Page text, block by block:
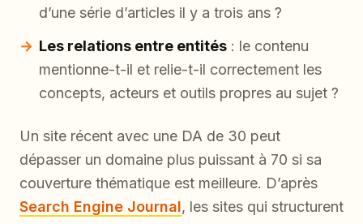
d’une série d’articles il y a trois ans ?
Les relations entre entités : le contenu
mentionne-t-il et relie-t-il correctement les
concepts, acteurs et outils propres au sujet ?
Un site récent avec une DA de 30 peut
dépasser un domaine plus puissant à 70 si sa
couverture thématique est meilleure. D’après
Search Engine Journal, les sites qui structurent